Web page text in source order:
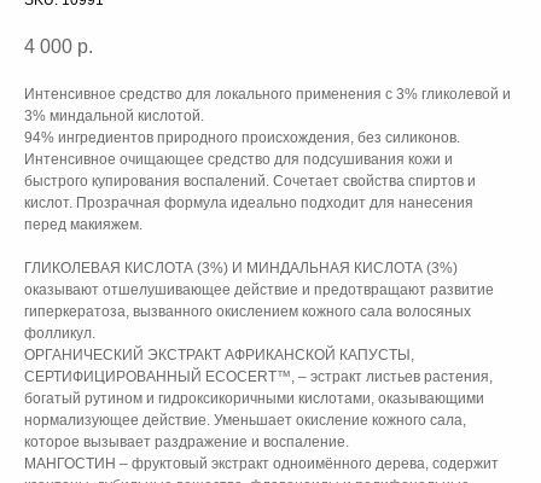
4 000 р.
Интенсивное средство для локального применения с 3% гликолевой и
3% миндальной кислотой.
94% ингредиентов природного происхождения, без силиконов.
Интенсивное очищающее средство для подсушивания кожи и
быстрого купирования воспалений. Сочетает свойства спиртов и
кислот. Прозрачная формула идеально подходит для нанесения
перед макияжем.
ГЛИКОЛЕВАЯ КИСЛОТА (3%) И МИНДАЛЬНАЯ КИСЛОТА (3%)
оказывают отшелушивающее действие и предотвращают развитие
гиперкератоза, вызванного окислением кожного сала волосяных
фолликул.
ОРГАНИЧЕСКИЙ ЭКСТРАКТ АФРИКАНСКОЙ КАПУСТЫ,
СЕРТИФИЦИРОВАННЫЙ ECOCERT™, – эстракт листьев растения,
богатый рутином и гидроксикоричными кислотами, оказывающими
нормализующее действие. Уменьшает окисление кожного сала,
которое вызывает раздражение и воспаление.
МАНГОСТИН – фруктовый экстракт одноимённого дерева, содержит